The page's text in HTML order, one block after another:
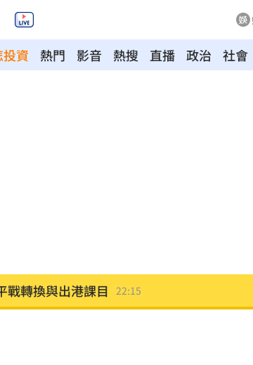
投資 熱門 影音 熱搜 直播 政治 社會
戰轉換與出港課目 22:15
小姐」辯忘吃藥